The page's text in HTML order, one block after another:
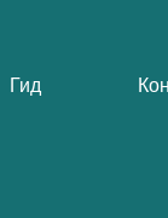
Гид